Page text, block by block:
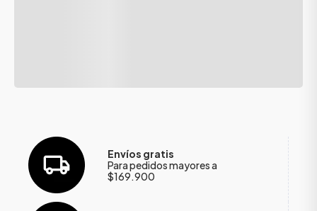
Envíos gratis
Para pedidos mayores a
$169.900